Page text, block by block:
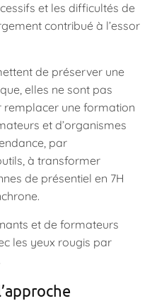
et les difficultés de
contribué à l’essor
de préserver une
elles ne sont pas
une formation
et d’organismes
par
à transformer
de présentiel en 7H
et de formateurs
les yeux rougis par